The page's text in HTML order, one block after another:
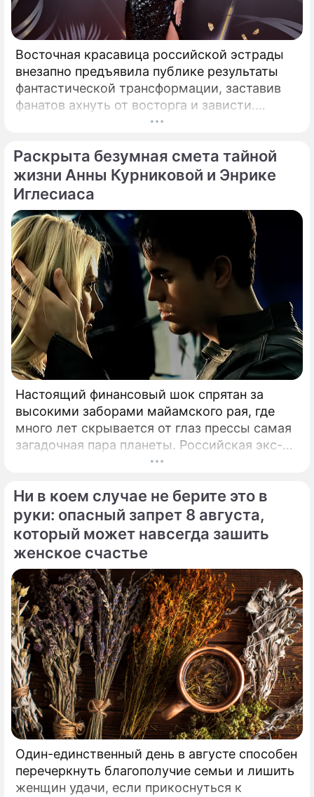
Восточная красавица российской эстрады
внезапно предъявила публике результаты
фантастической трансформации, заставив
фанатов ахнуть от восторга и зависти.
Знаменитая певица Жасмин всегда
формами, однако ее свежие снимки
спровоцировали настоящую бурю в Сети.
Раскрыта безумная смета тайной
жизни Анны Курниковой и Энрике
Иглесиаса
Настоящий финансовый шок спрятан за
высокими заборами майамского рая, где
много лет скрывается от глаз прессы самая
загадочная пара планеты. Российская экс-
теннисистка Анна Курникова и испанский
двадцати лет удерживают статус одной из
самых закрытых и непубличных пар
мирового шоу-бизнеса.
Ни в коем случае не берите это в
руки: опасный запрет 8 августа,
который может навсегда зашить
женское счастье
Один-единственный день в августе способен
перечеркнуть благополучие семьи и лишить
женщин удачи, если прикоснуться к